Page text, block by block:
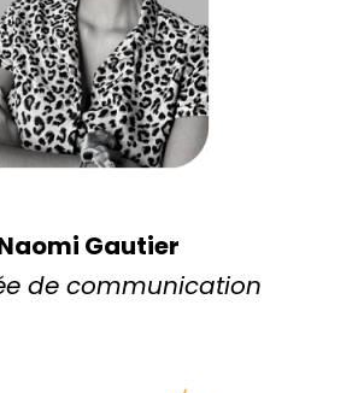
Gautier
de communication